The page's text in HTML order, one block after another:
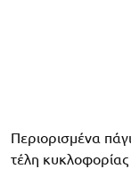
Περιορισμένα
τέλη